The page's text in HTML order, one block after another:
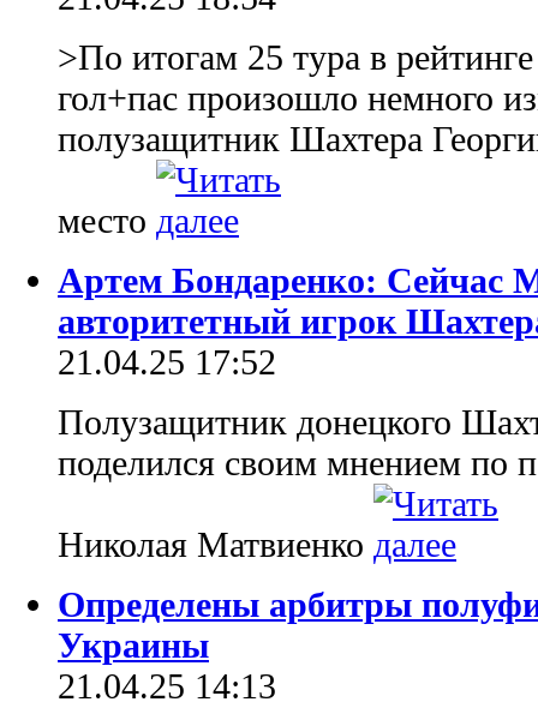
>По итогам 25 тура в
гол+пас произошло немного
полузащитник Шахтера
место
Артем Бондаренко: Сейчас
авторитетный игрок
21.04.25 17:52
Полузащитник донецкого
поделился своим мнением по
Николая Матвиенко
Определены арбитры
Украины
21.04.25 14:13